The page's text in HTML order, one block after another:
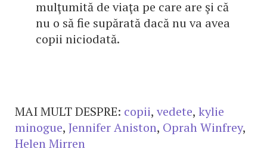
mulţumită de viaţa pe care are şi că
nu o să fie supărată dacă nu va avea
copii niciodată.
MAI MULT DESPRE: copii, vedete, kylie
minogue, Jennifer Aniston, Oprah Winfrey,
Helen Mirren